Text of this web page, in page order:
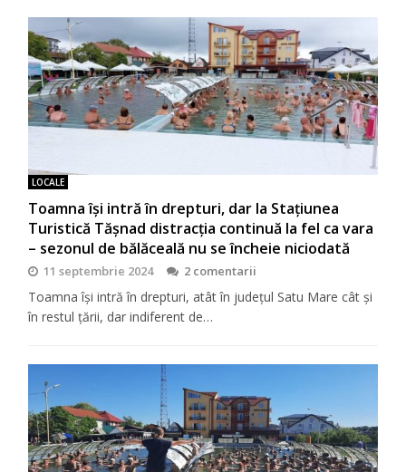
LOCALE
Toamna își intră în drepturi, dar la Stațiunea
Turistică Tășnad distracția continuă la fel ca vara
– sezonul de bălăceală nu se încheie niciodată
11 septembrie 2024 2 comentarii
Toamna își intră în drepturi, atât în județul Satu Mare cât și
în restul țării, dar indiferent de…